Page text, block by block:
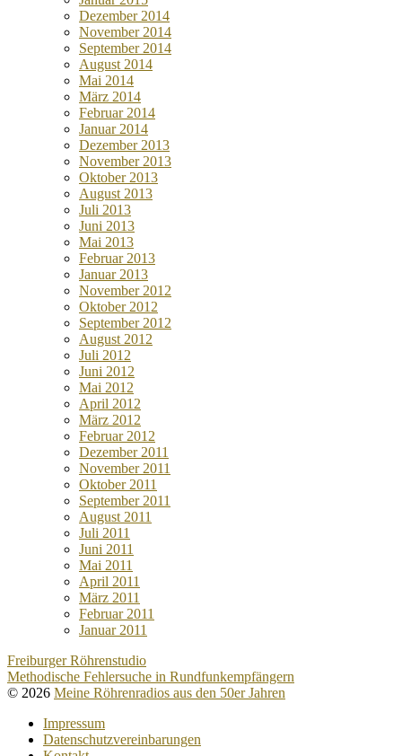
Dezember 2014
November 2014
September 2014
August 2014
Mai 2014
März 2014
Februar 2014
Januar 2014
Dezember 2013
November 2013
Oktober 2013
August 2013
Juli 2013
Juni 2013
Mai 2013
Februar 2013
Januar 2013
November 2012
Oktober 2012
September 2012
August 2012
Juli 2012
Juni 2012
Mai 2012
April 2012
März 2012
Februar 2012
Dezember 2011
November 2011
Oktober 2011
September 2011
August 2011
Juli 2011
Juni 2011
Mai 2011
April 2011
März 2011
Februar 2011
Januar 2011
Freiburger Röhrenstudio
Methodische Fehlersuche in Rundfunkempfängern
© 2026 Meine Röhrenradios aus den 50er Jahren
Impressum
Datenschutzvereinbarungen